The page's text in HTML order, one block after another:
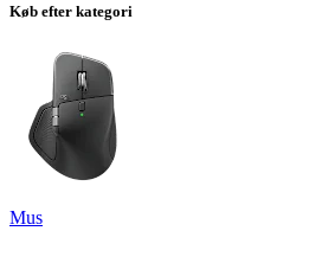
Køb efter kategori
Mus